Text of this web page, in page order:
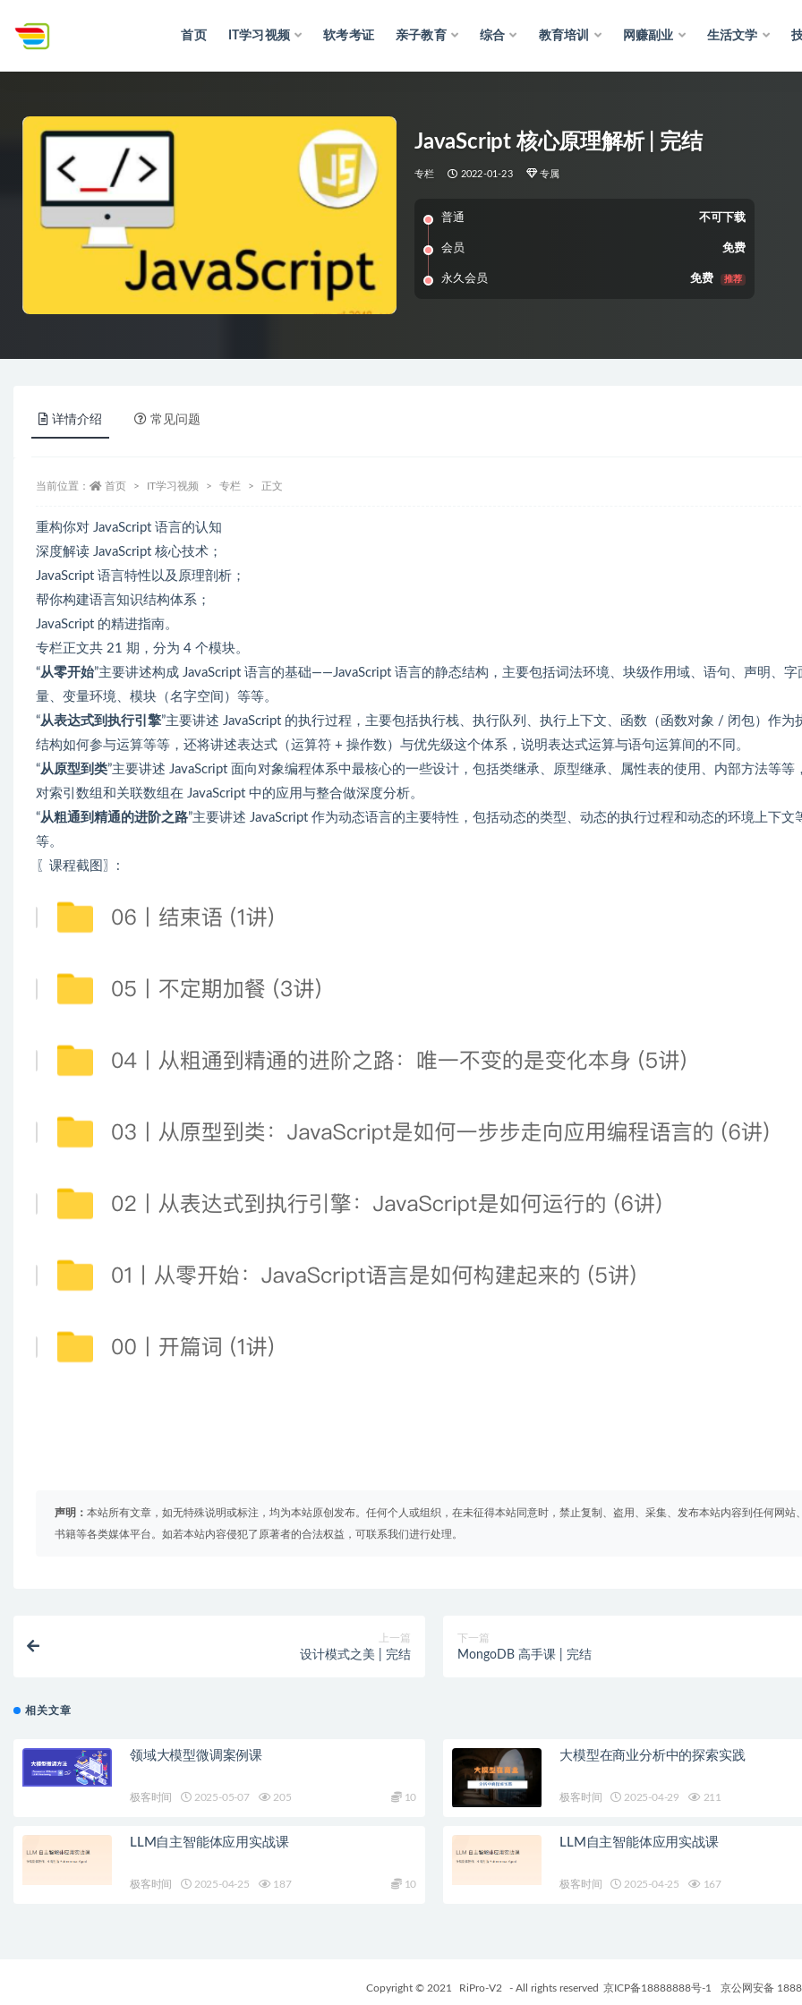
首页 IT学习视频 软考考证 亲子教育 综合 教育培训 网赚副业 生活文学
JavaScript 核心原理解析 | 完结
专栏 2022-01-23 专属
普通 不可下载
会员 免费
永久会员 免费 推荐
详情介绍 常见问题
当前位置： 首页 IT学习视频 专栏 正文
重构你对 JavaScript 语言的认知
深度解读 JavaScript 核心技术；
JavaScript 语言特性以及原理剖析；
帮你构建语言知识结构体系；
JavaScript 的精进指南。
专栏正文共 21 期，分为 4 个模块。
“从零开始”主要讲述构成 JavaScript 语言的基础——JavaScript 语言的静态结构，主要包括词法环境、块级作用域、语句、声明、字
量、变量环境、模块（名字空间）等等。
“从表达式到执行引擎”主要讲述 JavaScript 的执行过程，主要包括执行栈、执行队列、执行上下文、函数（函数对象 / 闭包）作为
结构如何参与运算等等，还将讲述表达式（运算符 + 操作数）与优先级这个体系，说明表达式运算与语句运算间的不同。
“从原型到类”主要讲述 JavaScript 面向对象编程体系中最核心的一些设计，包括类继承、原型继承、属性表的使用、内部方法等等
对索引数组和关联数组在 JavaScript 中的应用与整合做深度分析。
“从粗通到精通的进阶之路”主要讲述 JavaScript 作为动态语言的主要特性，包括动态的类型、动态的执行过程和动态的环境上下文
等。
〖课程截图〗:
声明： 本站所有文章，如无特殊说明或标注，均为本站原创发布。任何个人或组织，在未征得本站同意时，禁止复制、盗用、采集、发布本站内容到任何网站
书籍等各类媒体平台。如若本站内容侵犯了原著者的合法权益，可联系我们进行处理。
上一篇
设计模式之美 | 完结
下一篇
MongoDB 高手课 | 完结
相关文章
领域大模型微调案例课
极客时间 2025-05-07 205 10
大模型在商业分析中的探索实践
极客时间 2025-04-29 211
LLM自主智能体应用实战课
极客时间 2025-04-25 187 10
LLM自主智能体应用实战课
极客时间 2025-04-25 167
Copyright © 2021 RiPro-V2 - All rights reserved 京ICP备18888888号-1 京公网安备